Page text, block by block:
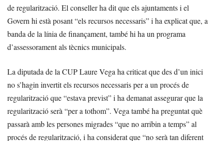
de regularització. El conseller ha dit que els ajuntaments i el
Govern hi està posant “els recursos necessaris” i ha explicat que, a
banda de la línia de finançament, també hi ha un programa
d’assessorament als tècnics municipals.
La diputada de la CUP Laure Vega ha criticat que des d’un inici
no s’hagin invertit els recursos necessaris per a un procés de
regularització que “estava previst” i ha demanat assegurar que la
regularització serà “per a tothom”. Vega també ha preguntat què
passarà amb les persones migrades “que no arribin a temps” al
procés de regularització, i ha considerat que “no serà tan diferent